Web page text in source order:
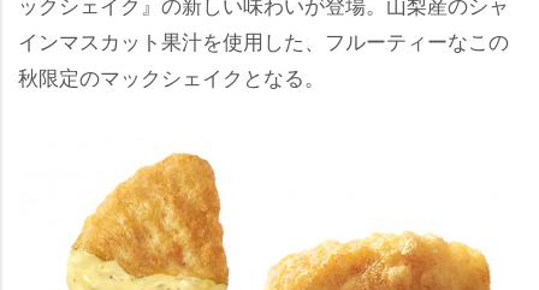
インマスカット果汁を使用した、フルーティーなこの
秋限定のマックシェイクとなる。